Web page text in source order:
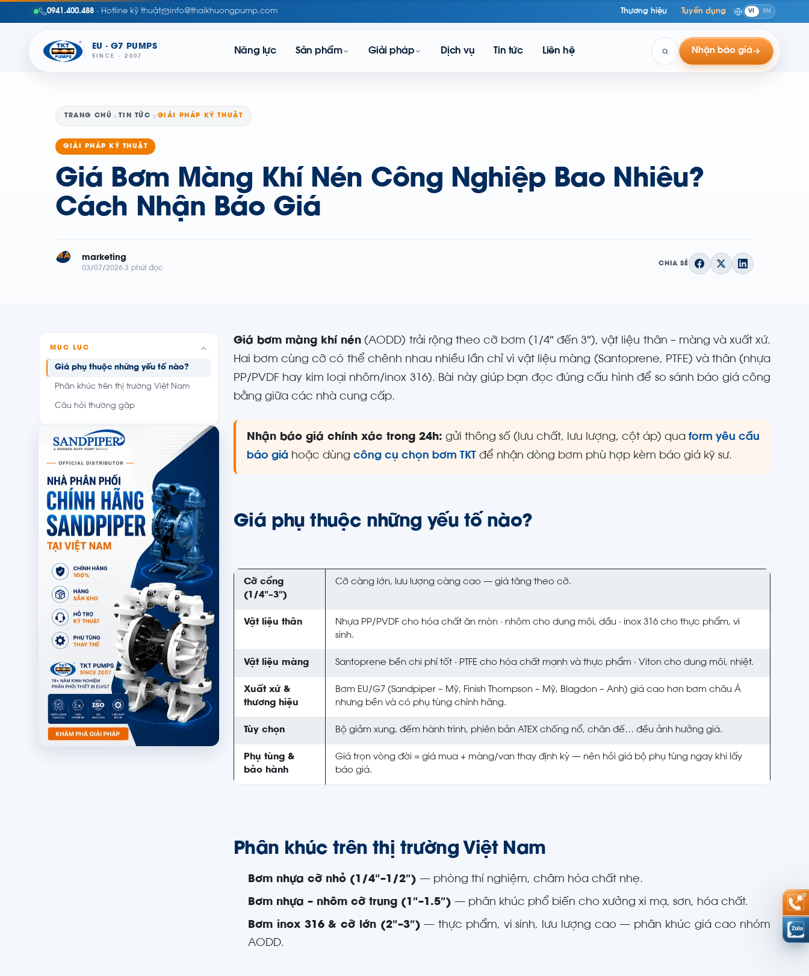
0941.400.488 · Hotline kỹ thuật info@thaikhuongpump.com Thương hiệu Tuyển dụng VI EN
EU · G7 PUMPS
SINCE · 2007
Năng lực Sản phẩm Giải pháp Dịch vụ Tin tức Liên hệ Nhận báo giá
TRANG CHỦ TIN TỨC GIẢI PHÁP KỸ THUẬT
GIẢI PHÁP KỸ THUẬT
Giá Bơm Màng Khí Nén Công Nghiệp Bao Nhiêu?
Cách Nhận Báo Giá
MA marketing
03/07/2026 3 phút đọc
CHIA SẺ
MỤC LỤC
Giá phụ thuộc những yếu tố nào?
Phân khúc trên thị trường Việt Nam
Câu hỏi thường gặp
Giá bơm màng khí nén (AODD) trải rộng theo cỡ bơm (1/4″ đến 3″), vật liệu thân – màng và xuất xứ.
Hai bơm cùng cỡ có thể chênh nhau nhiều lần chỉ vì vật liệu màng (Santoprene, PTFE) và thân (nhựa
PP/PVDF hay kim loại nhôm/inox 316). Bài này giúp bạn đọc đúng cấu hình để so sánh báo giá công
bằng giữa các nhà cung cấp.
Nhận báo giá chính xác trong 24h: gửi thông số (lưu chất, lưu lượng, cột áp) qua form yêu cầu
báo giá hoặc dùng công cụ chọn bơm TKT để nhận dòng bơm phù hợp kèm báo giá kỹ sư.
Giá phụ thuộc những yếu tố nào?
Cỡ cổng
(1/4″–3″)
Cỡ càng lớn, lưu lượng càng cao — giá tăng theo cỡ.
Vật liệu thân
Nhựa PP/PVDF cho hóa chất ăn mòn · nhôm cho dung môi, dầu · inox 316 cho thực phẩm, vi
sinh.
Vật liệu màng Santoprene bền chi phí tốt · PTFE cho hóa chất mạnh và thực phẩm · Viton cho dung môi, nhiệt.
Xuất xứ &
thương hiệu
Bơm EU/G7 (Sandpiper – Mỹ, Finish Thompson – Mỹ, Blagdon – Anh) giá cao hơn bơm châu Á
nhưng bền và có phụ tùng chính hãng.
Tùy chọn Bộ giảm xung, đếm hành trình, phiên bản ATEX chống nổ, chân đế… đều ảnh hưởng giá.
Phụ tùng &
bảo hành
Giá trọn vòng đời = giá mua + màng/van thay định kỳ — nên hỏi giá bộ phụ tùng ngay khi lấy
báo giá.
Phân khúc trên thị trường Việt Nam
Bơm nhựa cỡ nhỏ (1/4″–1/2″) — phòng thí nghiệm, châm hóa chất nhẹ.
Bơm nhựa – nhôm cỡ trung (1″–1.5″) — phân khúc phổ biến cho xưởng xi mạ, sơn, hóa chất.
Bơm inox 316 & cỡ lớn (2″–3″) — thực phẩm, vi sinh, lưu lượng cao — phân khúc giá cao nhóm
AODD.